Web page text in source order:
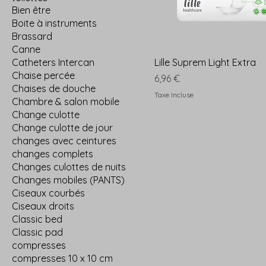
Bien être
Boite à instruments
Brassard
Canne
Catheters Intercan
Chaise percée
Chaises de douche
Chambre & salon mobile
Change culotte
Change culotte de jour
changes avec ceintures
changes complets
Changes culottes de nuits
Changes mobiles (PANTS)
Ciseaux courbés
Ciseaux droits
Classic bed
Classic pad
compresses
compresses 10 x 10 cm
Lille Suprem Light Extra
Prix
6,96 €
Taxe Incluse